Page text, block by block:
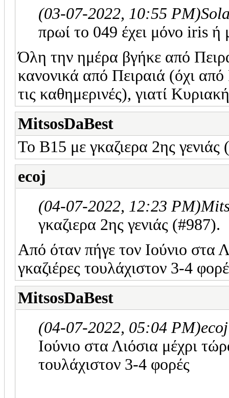
(03-07-2022, 10:55 PM)
πρωί το 049 έχει μόνο iris
Όλη την ημέρα βγήκε από
κανονικά από Πειραιά (όχι
τις καθημερινές), γιατί
MitsosDaBest
Το Β15 με γκαζιερα 2ης γενιάς
ecoj
(04-07-2022, 12:23 PM)
γκαζιερα 2ης γενιάς (#987).
Από όταν πήγε τον Ιούνιο στα
γκαζιέρες τουλάχιστον 3-4
MitsosDaBest
(04-07-2022, 05:04 PM)
Ιούνιο στα Λιόσια μέχρι
τουλάχιστον 3-4 φορές